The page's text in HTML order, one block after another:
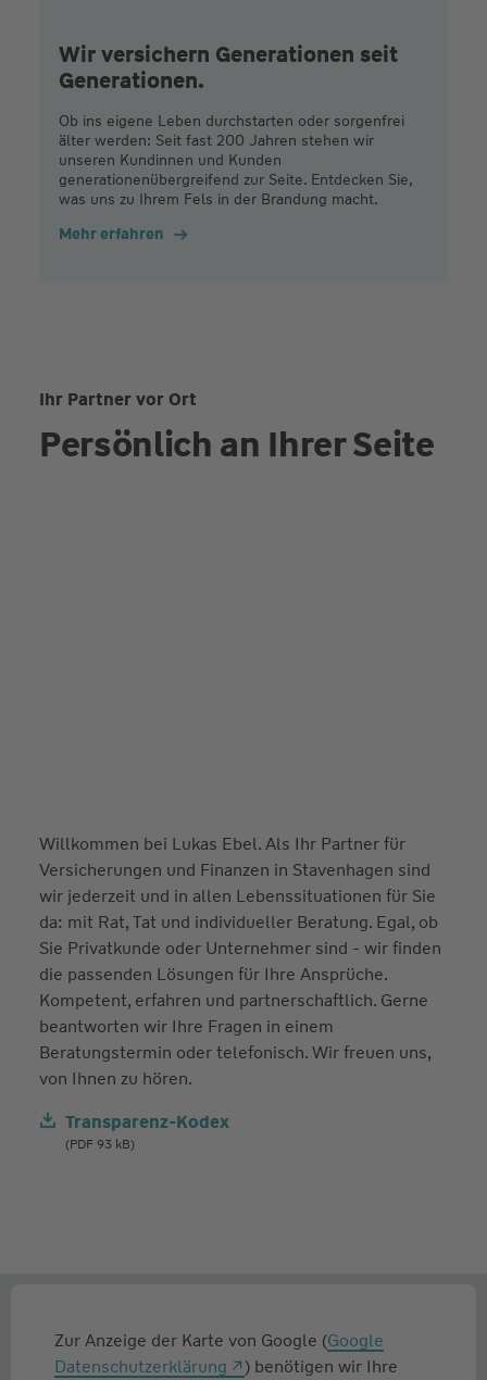
Wir versichern Generationen seit
Generationen.
Ob ins eigene Leben durchstarten oder sorgenfrei
älter werden: Seit fast 200 Jahren stehen wir
unseren Kundinnen und Kunden
generationenübergreifend zur Seite. Entdecken Sie,
was uns zu Ihrem Fels in der Brandung macht.
Mehr erfahren
Ihr Partner vor Ort
Persönlich an Ihrer Seite
Willkommen bei Lukas Ebel. Als Ihr Partner für
Versicherungen und Finanzen in Stavenhagen sind
wir jederzeit und in allen Lebenssituationen für Sie
da: mit Rat, Tat und individueller Beratung. Egal, ob
Sie Privatkunde oder Unternehmer sind - wir finden
die passenden Lösungen für Ihre Ansprüche.
Kompetent, erfahren und partnerschaftlich. Gerne
beantworten wir Ihre Fragen in einem
Beratungstermin oder telefonisch. Wir freuen uns,
von Ihnen zu hören.
Transparenz-Kodex
(PDF 93 kB)
Zur Anzeige der Karte von Google (Google
Datenschutzerklärung
) benötigen wir Ihre